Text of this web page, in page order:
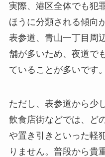
実際、港区全体でも犯
ほうに分類される傾向
表参道、青山一丁目周
舗が多いため、夜道で
ていることが多いです。
ただし、表参道から少
飲食店街などでは、ど
や置き引きといった軽
りません。普段から貴